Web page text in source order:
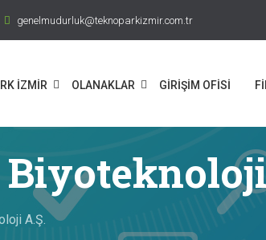
genelmudurluk@teknoparkizmir.com.tr
İZMİR OLANAKLAR GİRİŞİM OFİSİ
A.Ş.